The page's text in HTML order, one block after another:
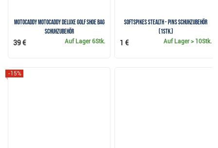
Motocaddy Motocaddy Deluxe Golf Shoe Bag
Schuhzubehör
Auf Lager6Stk.
39 €
Softspikes Stealth - Pins Schuhzubehör
(1Stk.)
Auf Lager> 10Stk.
1 €
-15%